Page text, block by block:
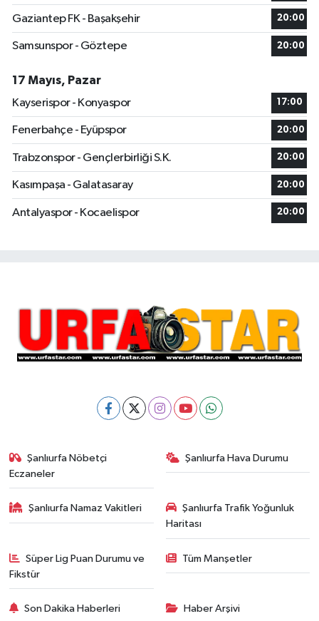
Gaziantep FK - Başakşehir 20:00
Samsunspor - Göztepe 20:00
17 Mayıs, Pazar
Kayserispor - Konyaspor
17:00
Fenerbahçe - Eyüpspor 20:00
Trabzonspor - Gençlerbirliği S.K. 20:00
Kasımpaşa - Galatasaray 20:00
Antalyaspor - Kocaelispor 20:00
Şanlıurfa Nöbetçi
Eczaneler
Şanlıurfa Hava Durumu
Şanlıurfa Namaz Vakitleri
Şanlıurfa Trafik Yoğunluk
Haritası
Süper Lig Puan Durumu ve
Fikstür
Tüm Manşetler
Son Dakika Haberleri Haber Arşivi